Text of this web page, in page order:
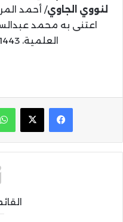
لنووي الجاوي
اعتنى به محمد
العلمية، 1443 هـ، 2021 م، 96 ص.